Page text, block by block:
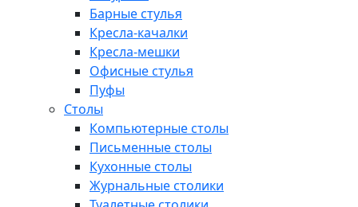
Барные стулья
Кресла-качалки
Кресла-мешки
Офисные стулья
Пуфы
Столы
Компьютерные столы
Письменные столы
Кухонные столы
Журнальные столики